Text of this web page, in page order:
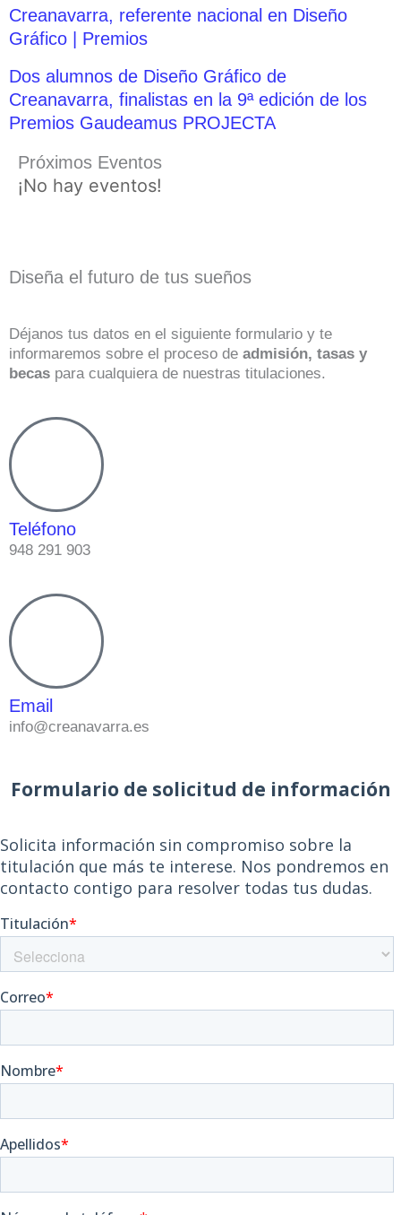
Creanavarra, referente nacional en Diseño
Gráfico | Premios
Dos alumnos de Diseño Gráfico de
Creanavarra, finalistas en la 9ª edición de los
Premios Gaudeamus PROJECTA
Próximos Eventos
¡No hay eventos!
Diseña el futuro de tus sueños
Déjanos tus datos en el siguiente formulario y te
informaremos sobre el proceso de admisión, tasas y
becas para cualquiera de nuestras titulaciones.
Teléfono
948 291 903
Email
info@creanavarra.es